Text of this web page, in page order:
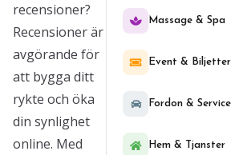
recensioner?
Recensioner är
avgörande för
att bygga ditt
rykte och öka
din synlighet
online. Med
Massage & Spa
Event & Biljetter
Fordon & Service
Hem & Tjanster